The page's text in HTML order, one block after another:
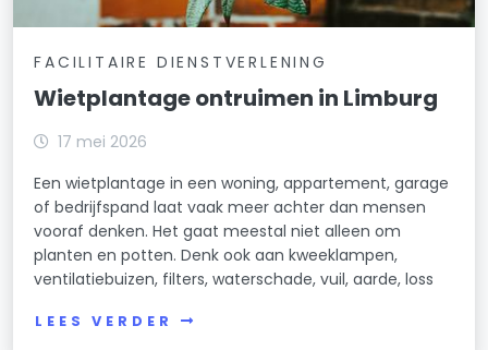
FACILITAIRE DIENSTVERLENING
Wietplantage ontruimen in Limburg
17 mei 2026
Een wietplantage in een woning, appartement, garage
of bedrijfspand laat vaak meer achter dan mensen
vooraf denken. Het gaat meestal niet alleen om
planten en potten. Denk ook aan kweeklampen,
ventilatiebuizen, filters, waterschade, vuil, aarde, loss
LEES VERDER